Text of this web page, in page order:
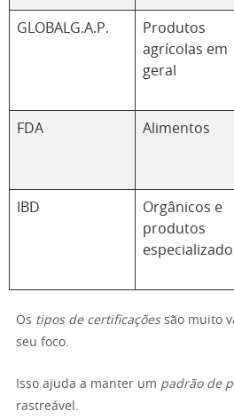
GLOBALG.A.P.
Produtos
agrícolas em
geral
FDA Alimentos
IBD
Orgânicos e
produtos
Os tipos de certificaçõessão muito
seu foco.
Isso ajuda a manter um padrão de
rastreável.